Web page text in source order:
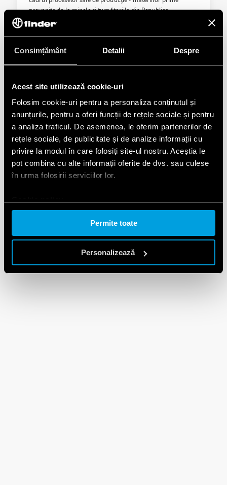
Consimțământ Detalii Despre
Acest site utilizează cookie-uri
Folosim cookie-uri pentru a personaliza conținutul și
anunțurile, pentru a oferi funcții de rețele sociale și pentru
a analiza traficul. De asemenea, le oferim partenerilor de
rețele sociale, de publicitate și de analize informații cu
privire la modul în care folosiți site-ul nostru. Aceștia le
pot combina cu alte informații oferite de dvs. sau culese
în urma folosirii serviciilor lor.
Permite toate
Personalizează
provenite de la minele și turnătoriile din Republica
Democratică Congo.
DESCARCĂ
Proposition 65
1986.
DESCARCĂ